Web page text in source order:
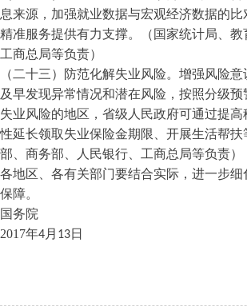
息来源，加强就业数据与宏观经济数据的
精准服务提供有力支撑。（国家统计局、
工商总局等负责）
（二十三）防范化解失业风险。增强风险
及早发现异常情况和潜在风险，按照分级
失业风险的地区，省级人民政府可通过提
性延长领取失业保险金期限、开展生活帮
部、商务部、人民银行、工商总局等负责）
各地区、各有关部门要结合实际，进一步
保障。
国务院
2017年4月 13日